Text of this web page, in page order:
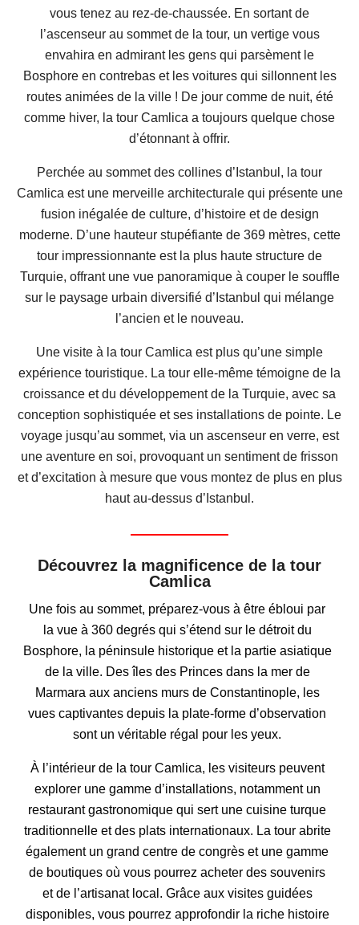
vous tenez au rez-de-chaussée. En sortant de
l’ascenseur au sommet de la tour, un vertige vous
envahira en admirant les gens qui parsèment le
Bosphore en contrebas et les voitures qui sillonnent les
routes animées de la ville ! De jour comme de nuit, été
comme hiver, la tour Camlica a toujours quelque chose
d’étonnant à offrir.
Perchée au sommet des collines d’Istanbul, la tour
Camlica est une merveille architecturale qui présente une
fusion inégalée de culture, d’histoire et de design
moderne. D’une hauteur stupéfiante de 369 mètres, cette
tour impressionnante est la plus haute structure de
Turquie, offrant une vue panoramique à couper le souffle
sur le paysage urbain diversifié d’Istanbul qui mélange
l’ancien et le nouveau.
Une visite à la tour Camlica est plus qu’une simple
expérience touristique. La tour elle-même témoigne de la
croissance et du développement de la Turquie, avec sa
conception sophistiquée et ses installations de pointe. Le
voyage jusqu’au sommet, via un ascenseur en verre, est
une aventure en soi, provoquant un sentiment de frisson
et d’excitation à mesure que vous montez de plus en plus
haut au-dessus d’Istanbul.
Découvrez la magnificence de la tour
Camlica
Une fois au sommet, préparez-vous à être ébloui par
la vue à 360 degrés qui s’étend sur le détroit du
Bosphore, la péninsule historique et la partie asiatique
de la ville. Des îles des Princes dans la mer de
Marmara aux anciens murs de Constantinople, les
vues captivantes depuis la plate-forme d’observation
sont un véritable régal pour les yeux.
À l’intérieur de la tour Camlica, les visiteurs peuvent
explorer une gamme d’installations, notamment un
restaurant gastronomique qui sert une cuisine turque
traditionnelle et des plats internationaux. La tour abrite
également un grand centre de congrès et une gamme
de boutiques où vous pourrez acheter des souvenirs
et de l’artisanat local. Grâce aux visites guidées
disponibles, vous pourrez approfondir la riche histoire